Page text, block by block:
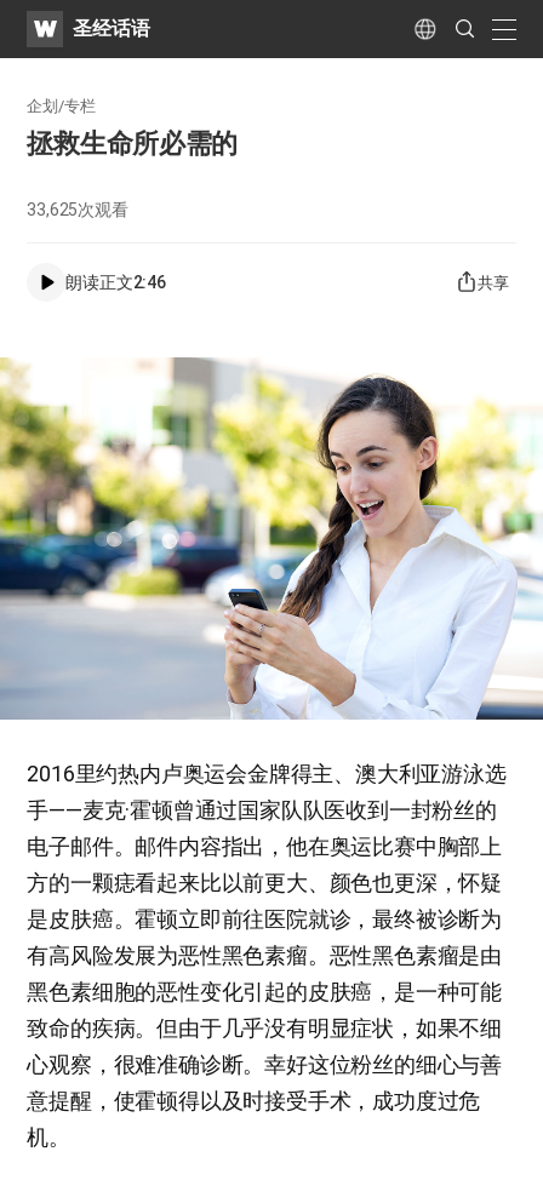
WATV圣经话语 Language
Search
Submit
企划/专栏
拯救生命所必需的
33,625次观看
朗读正文2:46 共享
2016里约热内卢奥运会金牌得主、澳大利亚游泳选
手——麦克·霍顿曾通过国家队队医收到一封粉丝的
电子邮件。邮件内容指出，他在奥运比赛中胸部上
方的一颗痣看起来比以前更大、颜色也更深，怀疑
是皮肤癌。霍顿立即前往医院就诊，最终被诊断为
有高风险发展为恶性黑色素瘤。恶性黑色素瘤是由
黑色素细胞的恶性变化引起的皮肤癌，是一种可能
致命的疾病。但由于几乎没有明显症状，如果不细
心观察，很难准确诊断。幸好这位粉丝的细心与善
意提醒，使霍顿得以及时接受手术，成功度过危
机。